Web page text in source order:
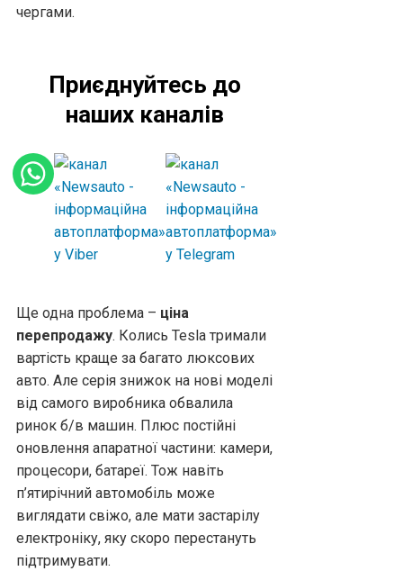
чергами.
Приєднуйтесь до
наших каналів
Ще одна проблема – ціна
перепродажу. Колись Tesla тримали
вартість краще за багато люксових
авто. Але серія знижок на нові моделі
від самого виробника обвалила
ринок б/в машин. Плюс постійні
оновлення апаратної частини: камери,
процесори, батареї. Тож навіть
п’ятирічний автомобіль може
виглядати свіжо, але мати застарілу
електроніку, яку скоро перестануть
підтримувати.